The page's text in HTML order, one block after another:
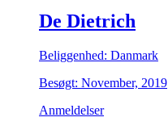
De Dietrich
Beliggenhed: Danmark
Besøgt: November, 2019
Anmeldelser